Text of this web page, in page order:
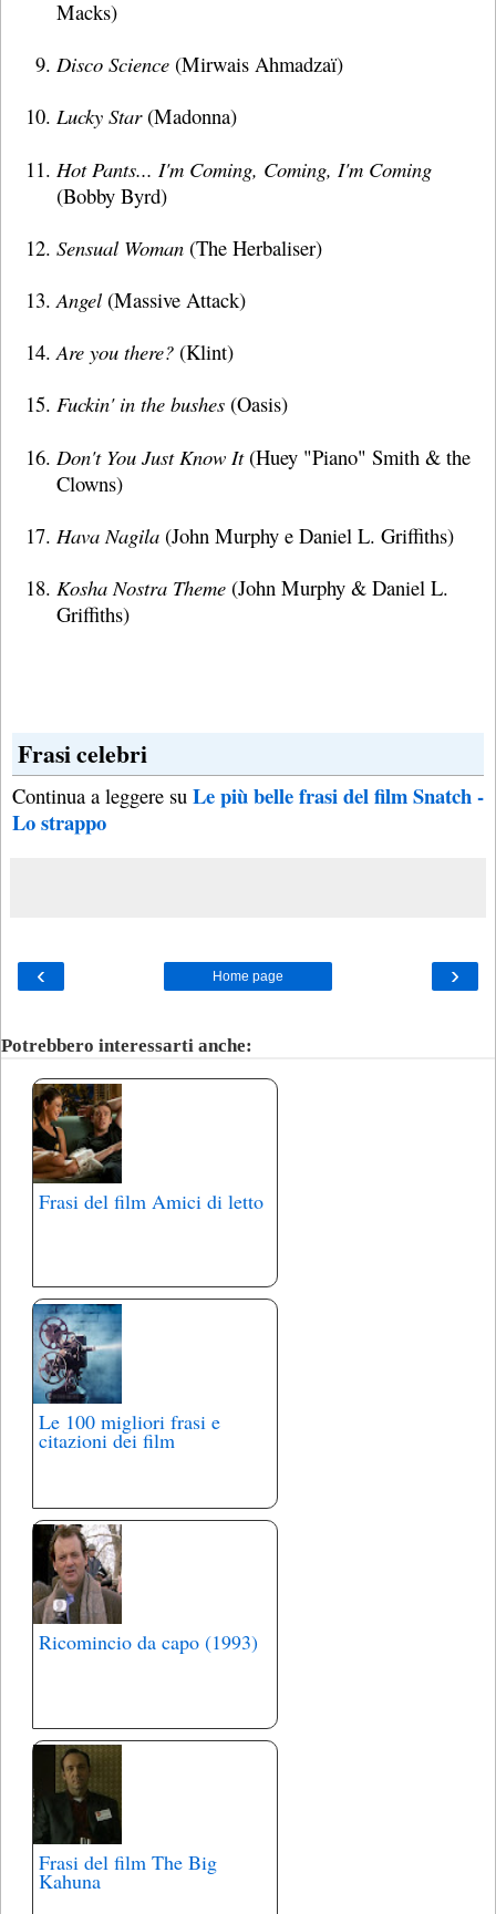
Macks)
Disco Science (Mirwais Ahmadzaï)
Lucky Star(Madonna)
Hot Pants... I'm Coming, Coming, I'm Coming
(Bobby Byrd)
Sensual Woman (The Herbaliser)
Angel (Massive Attack)
Are you there? (Klint)
Fuckin' in the bushes (Oasis)
Don't You Just Know It(Huey "Piano" Smith & the
Clowns)
Hava Nagila (John Murphy e Daniel L. Griffiths)
Kosha Nostra Theme (John Murphy & Daniel L.
Griffiths)
Frasi celebri
Continua a leggere su Le più belle frasi del film Snatch -
Lo strappo
‹ ›
Home page
Potrebbero interessarti anche:
Frasi del film Amici di letto
Le 100 migliori frasi e
citazioni dei film
Ricomincio da capo (1993)
Frasi del film The Big
Kahuna